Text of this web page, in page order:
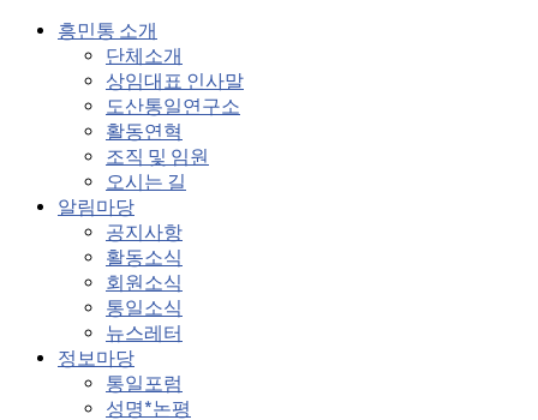
흥민통 소개
단체소개
상임대표 인사말
도산통일연구소
활동연혁
조직 및 임원
오시는 길
알림마당
공지사항
활동소식
회원소식
통일소식
뉴스레터
정보마당
통일포럼
성명*논평